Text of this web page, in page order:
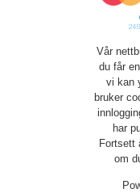
Vår
du får
vi kan
bruker
har
Fortsett
om